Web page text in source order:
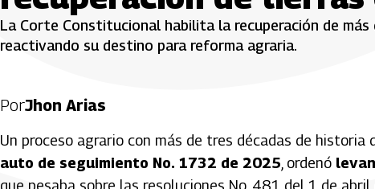
La Corte Constitucional habilita la recuperación de
reactivando su destino para reforma agraria.
PorJhon Arias
Un proceso agrario con más de tres décadas de historia
auto de seguimiento No. 1732 de 2025 , ordenó
que pesaba sobre las resoluciones No. 481 del 1 de